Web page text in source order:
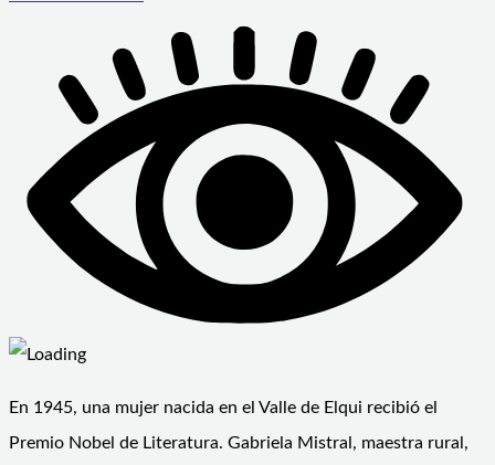
En 1945, una mujer nacida en el Valle de Elqui recibió el
Premio Nobel de Literatura. Gabriela Mistral, maestra rural,